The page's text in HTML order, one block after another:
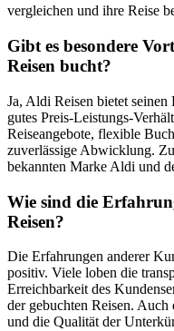
vergleichen und ihre Reise
Gibt es besondere
Reisen bucht?
Ja, Aldi Reisen bietet
gutes Preis-Leistungs-
Reiseangebote, flexible
zuverlässige Abwicklung.
bekannten Marke Aldi und
Wie sind die
Reisen?
Die Erfahrungen anderer
positiv. Viele loben die
Erreichbarkeit des
der gebuchten Reisen.
und die Qualität der